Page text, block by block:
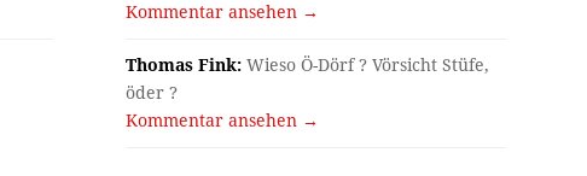
Kommentar ansehen →
Thomas Fink: Wieso Ö-Dörf ? Vörsicht Stüfe,
öder ?
Kommentar ansehen →